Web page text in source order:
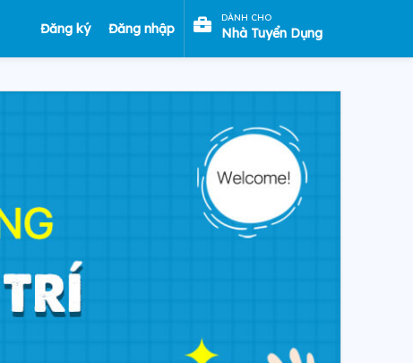
Đăng ký Đăng nhập
DÀNH CHO
Nhà Tuyển Dụng